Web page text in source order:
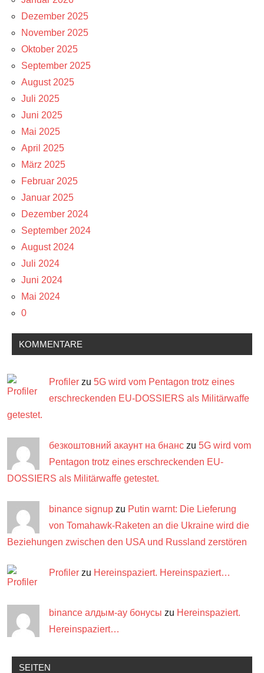
Dezember 2025
November 2025
Oktober 2025
September 2025
August 2025
Juli 2025
Juni 2025
Mai 2025
April 2025
März 2025
Februar 2025
Januar 2025
Dezember 2024
September 2024
August 2024
Juli 2024
Juni 2024
Mai 2024
0
KOMMENTARE
Profiler zu 5G wird vom Pentagon trotz eines
erschreckenden EU-DOSSIERS als Militärwaffe
getestet.
безкоштовний акаунт на бнанс zu 5G wird vom
Pentagon trotz eines erschreckenden EU-
DOSSIERS als Militärwaffe getestet.
binance signup zu Putin warnt: Die Lieferung
von Tomahawk-Raketen an die Ukraine wird die
Beziehungen zwischen den USA und Russland zerstören
Profiler zu Hereinspaziert. Hereinspaziert…
binance алдым-ау бонусы zu Hereinspaziert.
Hereinspaziert…
SEITEN